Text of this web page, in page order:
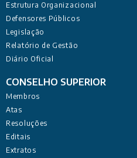
Estrutura Organizacional
Defensores Públicos
Legislação
Relatório de Gestão
Diário Oficial
CONSELHO SUPERIOR
Membros
Atas
Resoluções
Editais
Extratos